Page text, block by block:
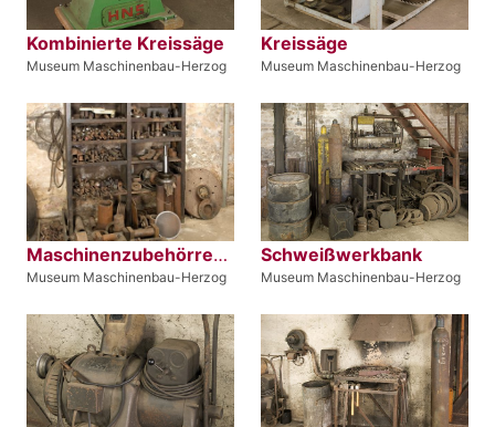
Kombinierte Kreissäge
Museum Maschinenbau-Herzog
Kreissäge
Museum Maschinenbau-Herzog
Maschinenzubehörregal
Museum Maschinenbau-Herzog
Schweißwerkbank
Museum Maschinenbau-Herzog